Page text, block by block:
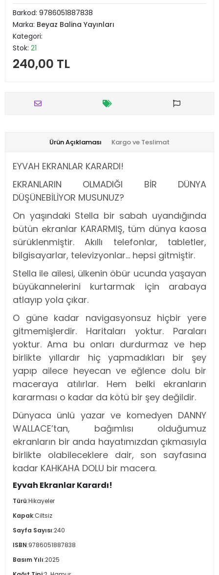
Barkod: 9786051887838
Marka: Beyaz Balina Yayınları
Kategori:
Stok: 21
240,00 TL
Ürün Açıklaması Kargo ve Teslimat
EYVAH EKRANLAR KARARDI!
EKRANLARIN OLMADIĞI BİR DÜNYA
DÜŞÜNEBİLİYOR MUSUNUZ?
On yaşındaki Stella bir sabah uyandığında
bütün ekranlar KARARMIŞ, tüm dünya kaosa
sürüklenmiştir. Akıllı telefonlar, tabletler,
bilgisayarlar, televizyonlar… hepsi gitmiştir.
Stella ile ailesi, ülkenin öbür ucunda yaşayan
büyükannelerini kurtarmak için arabaya
atlayıp yola çıkar.
O güne kadar navigasyonsuz hiçbir yere
gitmemişlerdir. Haritaları yoktur. Paraları
yoktur. Ama bu onları durdurmaz ve hep
birlikte yıllardır hiç yapmadıkları bir şey
yapıp ailece heyecan ve eğlence dolu bir
maceraya atılırlar. Hem belki ekranların
kararması o kadar da kötü bir şey değildir.
Dünyaca ünlü yazar ve komedyen DANNY
WALLACE’tan, bağımlısı olduğumuz
ekranların bir anda hayatımızdan çıkmasıyla
birlikte olabileceklere dair, son sayfasına
kadar KAHKAHA DOLU bir macera.
Eyvah Ekranlar Karardı!
Türü:Hikayeler
Kapak:Ciltsiz
Sayfa Sayısı:240
ISBN:9786051887838
Basım Yılı:2025